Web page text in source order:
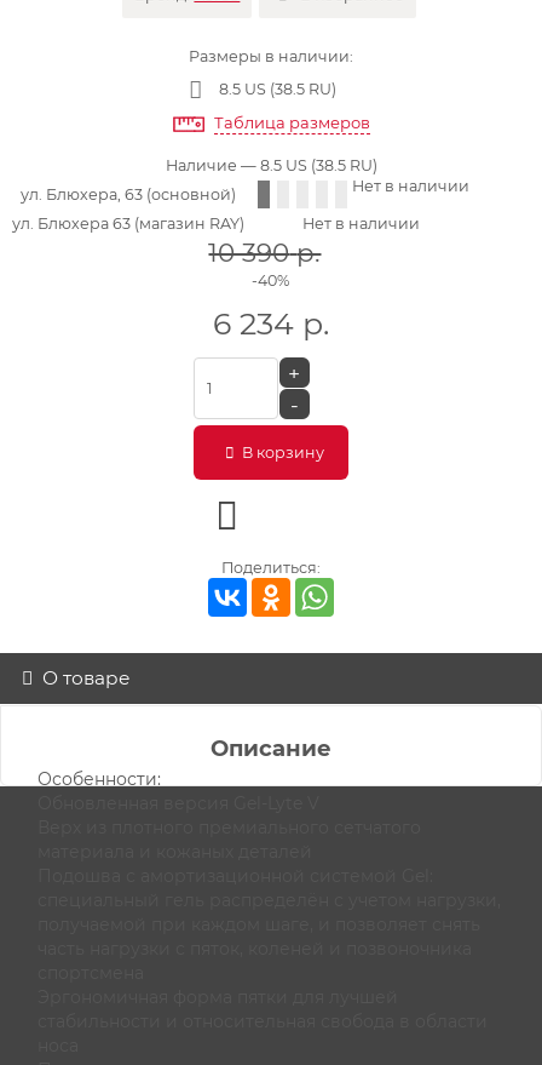
Размеры в наличии:
8.5 US (38.5 RU)
Таблица размеров
Наличие — 8.5 US (38.5 RU)
ул. Блюхера, 63 (основной)
Нет в наличии
ул. Блюхера 63 (магазин RAY) Нет в наличии
10 390 р.
-40%
6 234 р.
+
-
В корзину
Поделиться:
О товаре
Описание
Особенности: